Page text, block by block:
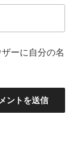
ーに自分の名